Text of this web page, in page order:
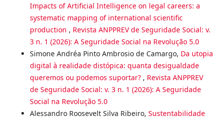
Impacts of Artificial Intelligence on legal careers: a
systematic mapping of international scientific
production , Revista ANPPREV de Seguridade Social: v.
3 n. 1 (2026): A Seguridade Social na Revolução 5.0
Simone Andréa Pinto Ambrosio de Camargo, Da utopia
digital à realidade distópica: quanta desigualdade
queremos ou podemos suportar? , Revista ANPPREV
de Seguridade Social: v. 3 n. 1 (2026): A Seguridade
Social na Revolução 5.0
Alessandro Roosevelt Silva Ribeiro, Sustentabilidade